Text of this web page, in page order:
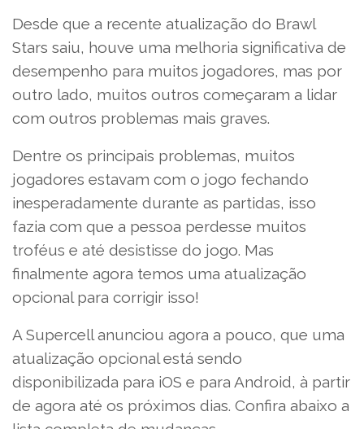
Desde que a recente atualização do Brawl
Stars saiu, houve uma melhoria significativa de
desempenho para muitos jogadores, mas por
outro lado, muitos outros começaram a lidar
com outros problemas mais graves.
Dentre os principais problemas, muitos
jogadores estavam com o jogo fechando
inesperadamente durante as partidas, isso
fazia com que a pessoa perdesse muitos
troféus e até desistisse do jogo. Mas
finalmente agora temos uma atualização
opcional para corrigir isso!
A Supercell anunciou agora a pouco, que uma
atualização opcional está sendo
disponibilizada para iOS e para Android, à partir
de agora até os próximos dias. Confira abaixo a